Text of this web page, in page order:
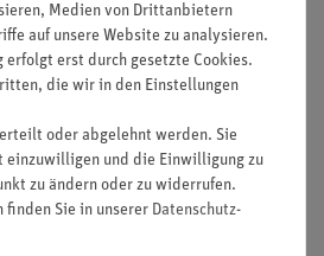
damit der
welche die Blende am
nach einer solchen Strecke
zu passieren.
und
die Unterschiede zwischen
Medien von Drittanbietern
auf unsere Website zu analysieren.
erfolgt erst durch gesetzte Cookies.
die wir in den Einstellungen
oder abgelehnt werden. Sie
einzuwilligen und die Einwilligung zu
zu ändern oder zu widerrufen.
Sie in unserer Daten­schutz­